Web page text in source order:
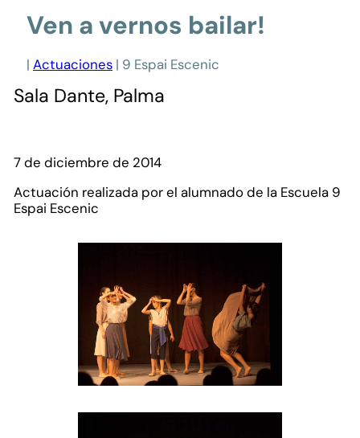
Ven a vernos bailar!
| Actuaciones| 9 Espai Escenic
Sala Dante, Palma
7 de diciembre de 2014
Actuación realizada por el alumnado de la Escuela 9
Espai Escenic